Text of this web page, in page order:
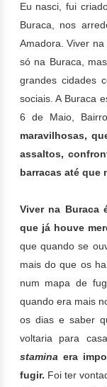
Eu nasci, fui
Buraca, nos
Amadora. Viver
só na Buraca,
grandes cidades
sociais. A Buraca
6 de Maio,
maravilhosas,
assaltos,
barracas até que
Viver na Buraca
que já houve
que quando se
mais do que os
num mapa de
quando era mais
os dias e saber
voltaria para
stamina era
fugir. Foi ter